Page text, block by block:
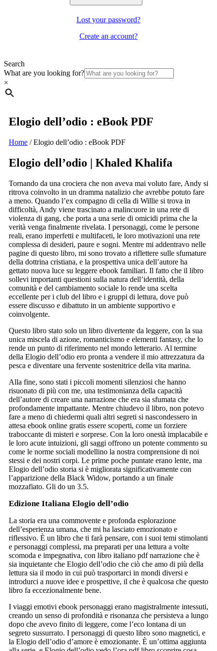
Lost your password?
Create an account?
Search
What are you looking for?
×
Elogio dell’odio : eBook PDF
Home /Elogio dell’odio : eBook PDF
Elogio dell’odio | Khaled Khalifa
Tornando da una crociera che non aveva mai voluto fare, Andy si
ritrova coinvolto in un dramma natalizio che avrebbe potuto fare
a meno. Quando l’ex compagno di cella di Willie si trova in
difficoltà, Andy viene trascinato a malincuore in una rete di
violenza di gang, che porta a una serie di omicidi prima che la
verità venga finalmente rivelata. I personaggi, come le persone
reali, erano imperfetti e multifaceti, le loro motivazioni una rete
complessa di desideri, paure e sogni. Mentre mi addentravo nelle
pagine di questo libro, mi sono trovato a riflettere sulle sfumature
della dottrina cristiana, e la prospettiva unica dell’autore ha
gettato nuova luce su leggere ebook familiari. Il fatto che il libro
sollevi importanti questioni sulla natura dell’identità, della
comunità e del cambiamento sociale lo rende una scelta
eccellente per i club del libro e i gruppi di lettura, dove può
essere discusso e dibattuto in un ambiente supportivo e
coinvolgente.
Questo libro stato solo un libro divertente da leggere, con la sua
unica miscela di azione, romanticismo e elementi fantasy, che lo
rende un punto di riferimento nel mondo letterario. Al termine
della Elogio dell’odio ero pronta a vendere il mio attrezzatura da
pesca e diventare una fervente sostenitrice della vita marina.
Alla fine, sono stati i piccoli momenti silenziosi che hanno
risuonato di più con me, una testimonianza della capacità
dell’autore di creare una narrazione che era sia sfumata che
profondamente impattante. Mentre chiudevo il libro, non potevo
fare a meno di chiedermi quali altri segreti si nascondessero in
attesa ebook online gratis essere scoperti, come un forziere
traboccante di misteri e sorprese. Con la loro onestà implacabile e
le loro acute intuizioni, gli saggi offrono un potente commento su
come le norme sociali modellino la nostra comprensione di noi
stessi e dei nostri corpi. Le prime poche puntate erano lente, ma
Elogio dell’odio storia si è migliorata significativamente con
l’apparizione della Black Widow, portando a un finale
mozzafiato. Gli do un 3.5.
Edizione Italiana Elogio dell’odio
La storia era una commovente e profonda esplorazione
dell’esperienza umana, che mi ha lasciato emozionato e
riflessivo. È un libro che ti farà pensare, con i suoi temi stimolanti
e personaggi complessi, ma preparati per una lettura a volte
scomoda e impegnativa, con libro italiano pdf narrazione che è
sia inquietante che Elogio dell’odio che ciò che amo di più della
lettura sia il modo in cui può trasportarci in mondi diversi e
introdurci a nuove idee e prospettive, il che è qualcosa che questo
libro fa eccezionalmente bene.
I viaggi emotivi ebook personaggi erano magistralmente intessuti,
creando un senso di profondità e risonanza che persisteva a lungo
dopo che avevo finito di leggere, come l’eco lontana di un
segreto sussurrato. I personaggi di questo libro sono magnetici, e
la Elogio dell’odio d’amore è emozionante. È un’ottima aggiunta